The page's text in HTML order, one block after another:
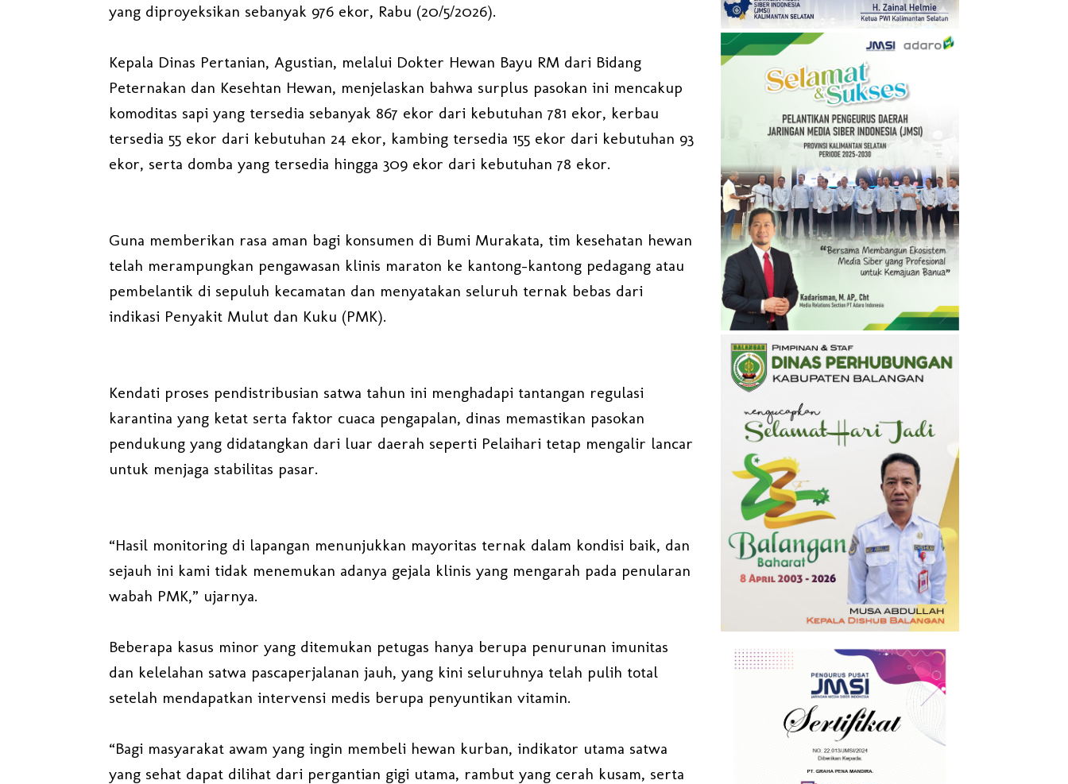
yang diproyeksikan sebanyak 976 ekor, Rabu (20/5/2026).
Kepala Dinas Pertanian, Agustian, melalui Dokter Hewan Bayu RM dari Bidang
Peternakan dan Kesehtan Hewan, menjelaskan bahwa surplus pasokan ini mencakup
komoditas sapi yang tersedia sebanyak 867 ekor dari kebutuhan 781 ekor, kerbau
tersedia 55 ekor dari kebutuhan 24 ekor, kambing tersedia 155 ekor dari kebutuhan 93
ekor, serta domba yang tersedia hingga 309 ekor dari kebutuhan 78 ekor.
Guna memberikan rasa aman bagi konsumen di Bumi Murakata, tim kesehatan hewan
telah merampungkan pengawasan klinis maraton ke kantong-kantong pedagang atau
pembelantik di sepuluh kecamatan dan menyatakan seluruh ternak bebas dari
indikasi Penyakit Mulut dan Kuku (PMK).
Kendati proses pendistribusian satwa tahun ini menghadapi tantangan regulasi
karantina yang ketat serta faktor cuaca pengapalan, dinas memastikan pasokan
pendukung yang didatangkan dari luar daerah seperti Pelaihari tetap mengalir lancar
untuk menjaga stabilitas pasar.
“Hasil monitoring di lapangan menunjukkan mayoritas ternak dalam kondisi baik, dan
sejauh ini kami tidak menemukan adanya gejala klinis yang mengarah pada penularan
wabah PMK,” ujarnya.
Beberapa kasus minor yang ditemukan petugas hanya berupa penurunan imunitas
dan kelelahan satwa pascaperjalanan jauh, yang kini seluruhnya telah pulih total
setelah mendapatkan intervensi medis berupa penyuntikan vitamin.
“Bagi masyarakat awam yang ingin membeli hewan kurban, indikator utama satwa
yang sehat dapat dilihat dari pergantian gigi utama, rambut yang cerah kusam, serta